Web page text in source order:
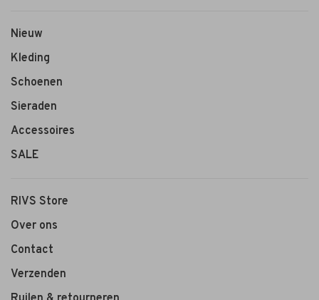
Nieuw
Kleding
Schoenen
Sieraden
Accessoires
SALE
RIVS Store
Over ons
Contact
Verzenden